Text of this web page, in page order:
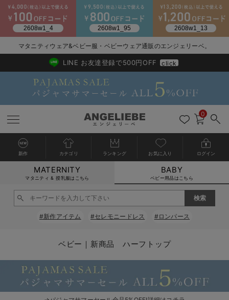
新生児服全て
ベビー服全て
ロンパース・カバーオール
ベビー ブルマ
シーズンアイテム全て
ベビー・新生児 寝具全て
ベビーベッド・布団 （ベビー・新生児）
ベビー 雑貨全て
ベビーチェア（ハイローチェア）・ベビーラック
ベビー 雑貨 小物
お出かけグッズ全て
ベビー｜季節の特集全て
猛暑からベビーを守るひんやりグッズ
ベビーの動物なりきり特集
アウトレット全て
【アウトレット】ワンピース
【アウトレット】パジャマ
特集全て
抗菌防臭加工
コットン素材
再入荷全て
再入荷｜インナー
戻る
送料無料アイテム全て
ワンピース
スカート
戻る
ブラキャミ おまとめ
戻る
【37周年祭セール】
【37周年祭セール】
戻る
気温差別オススメア
【15℃】3月下旬～
戻る
動きやすく着回しで
戻る
強撚スムース(コスパ
戻る
マタニティウェア
【おまとめ割】パジ
戻る
こだわりの履き心地
カジュアル
オフィス
戻る
ジャケット派
きれいめ美脚パンツ派
戻る
出産準備応援割全て
マタニティパジャマ
戻る
【オフィスカジュア
戻る
レギンスタイプ
戻る
【フォーマル】ワン
戻る
【ベビー】長袖
戻る
ハンカチ
短肌着
戻る
快適ウェア10%OFF
快適ウェア10%OFF
戻る
春のマタニティワン
セットアップ・ レイ
ジャンパースカート/
戻る
Gift Selection 出産
〜3,000円（税込）
10,001円（税込）〜
戻る
冬の冷え対策インナ
薄くてあったか
保温&リカバリー
戻る
入院準備の持ち物チ
入院してすぐ使うグ
戻る
冬のあったか特集全て
【冬のあったか特集
【冬のあったか特集
マタニティウェア&ベビー服・ベビーウェア通販のエンジェリーベ。
2026/NewArrival
送料495円(一部地域を除く) 7,700円以上で送料無料
LINE お友達登録で500円OFF click
0
新作 カテゴリ ランキング お気に入り ログイン
MATERNITY
マタニティ & 授乳服はこちら
BABY
ベビー用品はこちら
#新作アイテム #セレモニードレス #ロンパース
ベビー｜新商品 ハーフトップ
カートに入れる
閉じる